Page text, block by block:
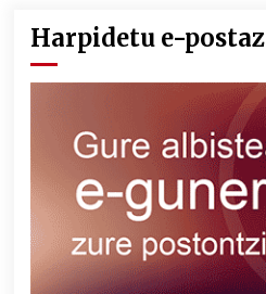
Harpidetu e-postaz